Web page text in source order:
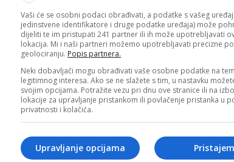
Vaši će se osobni podaci obrađivati, a podatke s vašeg
jedinstvene identifikatore i druge podatke uređaja) može
dijeliti te im pristupati 241 partner ili ih može upotrebljavati
lokacija. Mi i naši partneri možemo upotrebljavati precizne
geolociranju. Popis partnera.
Neki dobavljači mogu obrađivati vaše osobne podatke na
legitimnog interesa. Ako se ne slažete s tim, u nastavku
svojim opcijama. Potražite vezu pri dnu ove stranice ili na
lokacije za upravljanje pristankom ili povlačenje pristanka u
privatnosti i kolačića.
Pristajem
Upravljanje opcijama